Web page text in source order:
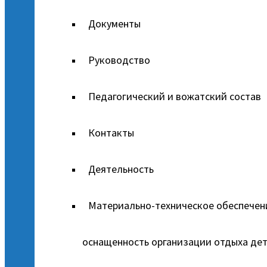
Документы
Руководство
Педагогический и вожатский состав
Контакты
Деятельность
Материально-техническое
оснащенность организации отдыха